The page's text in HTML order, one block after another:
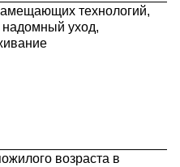
технологий,
уход,
возраста в